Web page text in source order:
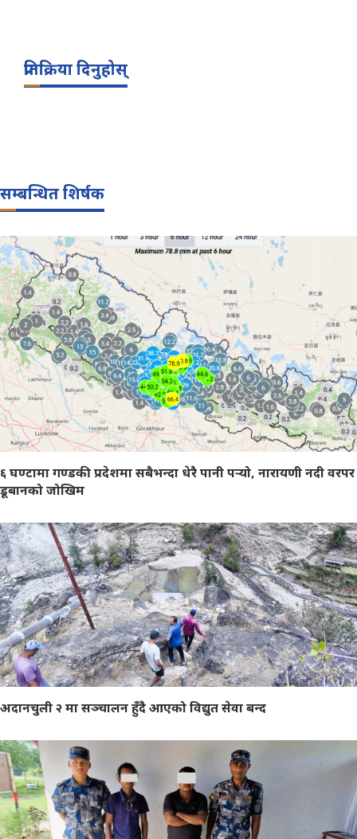
प्रतिक्रिया दिनुहोस्
सम्बन्धित शिर्षक
६ घण्टामा गण्डकी प्रदेशमा सबैभन्दा धेरै पानी पर्‍यो, नारायणी नदी वरपर
डूबानको जोखिम
अदानचुली २ मा सञ्चालन हुँदै आएको विद्युत सेवा बन्द